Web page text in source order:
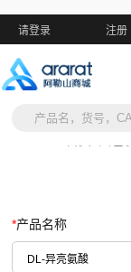
请登录 注册
*产品名称